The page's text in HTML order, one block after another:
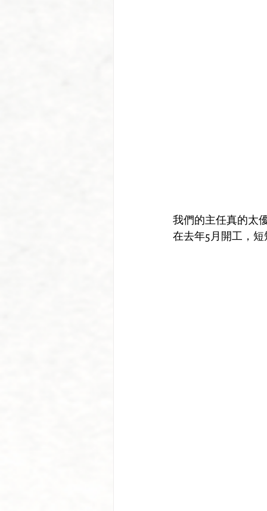
我們的主任真的太
在去年5月開工，